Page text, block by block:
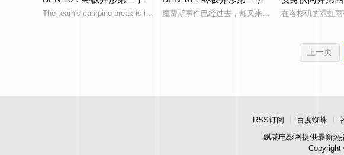
The team's camping break is interrupted when a pod crashes nearby
魔贾斯事件已经过去，却又来了新的危机。他就是
在洛杉矶的霓虹
上一页
RSS订阅 百度蜘蛛
飘花电影网提供最新热
Copyright